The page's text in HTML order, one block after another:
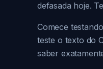
defasada hoje.
Comece
teste o texto do
saber